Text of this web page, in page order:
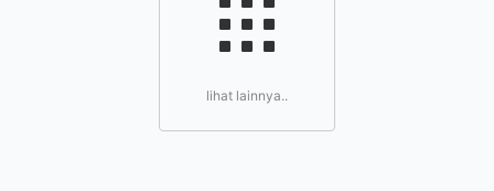
lihat lainnya..